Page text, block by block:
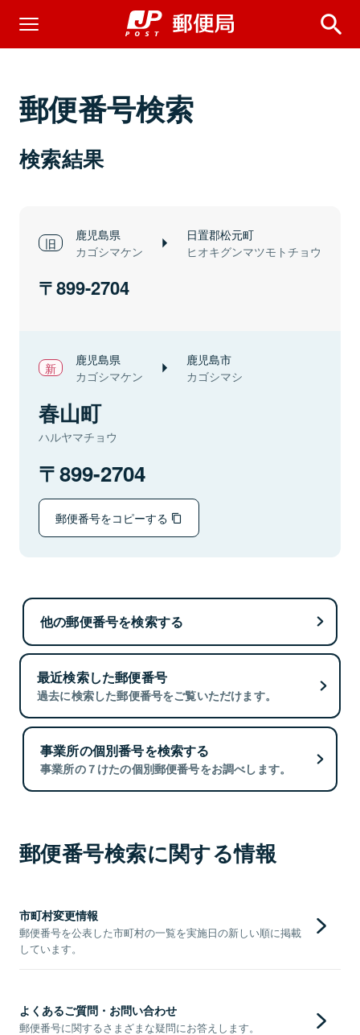
郵便番号検索
検索結果
鹿児島県
カゴシマケン
日置郡松元町
ヒオキグンマツモトチョウ
899-2704
鹿児島県
カゴシマケン
鹿児島市
カゴシマシ
春山町
ハルヤマチョウ
899-2704
郵便番号をコピーする
他の郵便番号を検索する
最近検索した郵便番号
過去に検索した郵便番号をご覧いただけます。
事業所の個別番号を検索する
事業所の７けたの個別郵便番号をお調べします。
郵便番号検索に関する情報
市町村変更情報
郵便番号を公表した市町村の一覧を実施日の新しい順に掲載
しています。
よくあるご質問・お問い合わせ
郵便番号に関するさまざまな疑問にお答えします。